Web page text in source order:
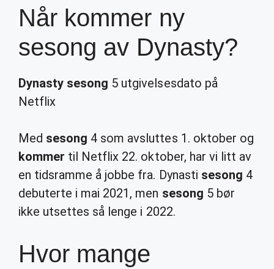
Når kommer ny
sesong av Dynasty?
Dynasty sesong 5 utgivelsesdato på
Netflix
Med sesong 4 som avsluttes 1. oktober og
kommer til Netflix 22. oktober, har vi litt av
en tidsramme å jobbe fra. Dynasti sesong 4
debuterte i mai 2021, men sesong 5 bør
ikke utsettes så lenge i 2022.
Hvor mange